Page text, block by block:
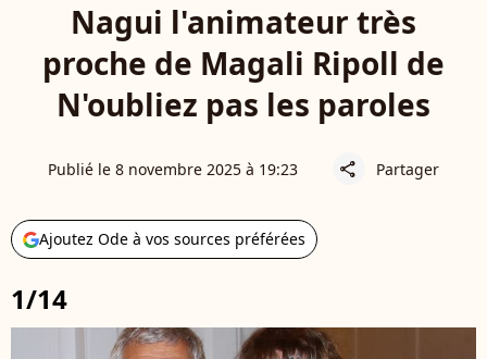
Nagui l'animateur très
proche de Magali Ripoll de
N'oubliez pas les paroles
Publié le 8 novembre 2025 à 19:23 share Partager
Ajoutez Ode à vos sources préférées
1/14